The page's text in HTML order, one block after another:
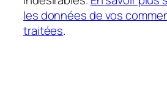
les données de vos
traitées.